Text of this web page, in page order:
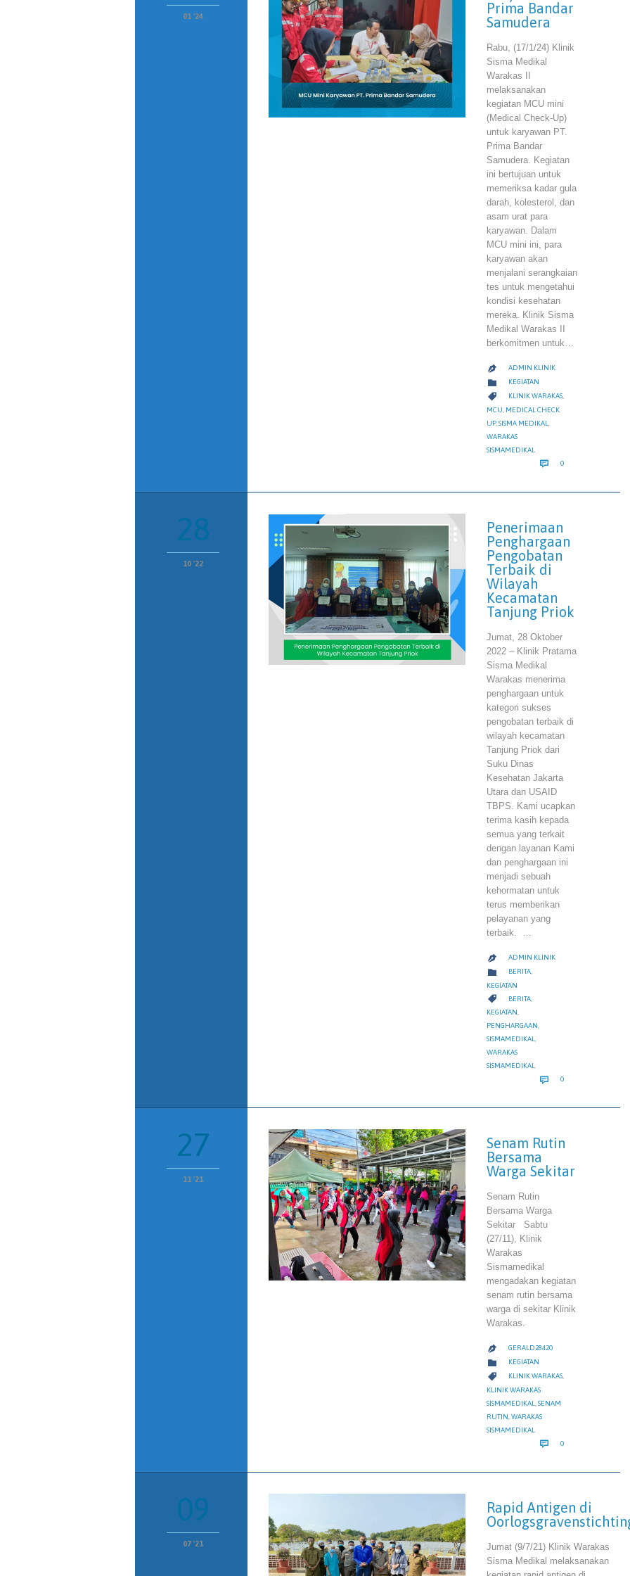
01 '24
Prima Bandar
Samudera
Rabu, (17/1/24) Klinik
Sisma Medikal
Warakas II
melaksanakan
kegiatan MCU mini
(Medical Check-Up)
untuk karyawan PT.
Prima Bandar
Samudera. Kegiatan
ini bertujuan untuk
memeriksa kadar gula
darah, kolesterol, dan
asam urat para
karyawan. Dalam
MCU mini ini, para
karyawan akan
menjalani serangkaian
tes untuk mengetahui
kondisi kesehatan
mereka. Klinik Sisma
Medikal Warakas II
berkomitmen untuk…
 ADMIN KLINIK
 CATEGORY
KEGIATAN
 CATEGORY
KLINIK WARAKAS,
MCU MEDICAL CHECK
UP, SISMA MEDIKAL
WARAKAS
SISMAMEDIKAL
 0
28
10 '22
Penerimaan
Penghargaan
Pengobatan
Terbaik di
Wilayah
Kecamatan
Tanjung Priok
Jumat, 28 Oktober
2022 – Klinik Pratama
Sisma Medikal
Warakas menerima
penghargaan untuk
kategori sukses
pengobatan terbaik di
wilayah kecamatan
Tanjung Priok dari
Suku Dinas
Kesehatan Jakarta
Utara dan USAID
TBPS. Kami ucapkan
terima kasih kepada
semua yang terkait
dengan layanan Kami
dan penghargaan ini
menjadi sebuah
kehormatan untuk
terus memberikan
pelayanan yang
terbaik. …
 ADMIN KLINIK
 CATEGORY
BERITA,
KEGIATAN
 CATEGORY
BERITA
KEGIATAN
PENGHARGAAN
SISMAMEDIKAL
WARAKAS
SISMAMEDIKAL
 0
27
11 '21
Senam Rutin
Bersama
Warga Sekitar
Senam Rutin
Bersama Warga
Sekitar Sabtu
(27/11), Klinik
Warakas
Sismamedikal
mengadakan kegiatan
senam rutin bersama
warga di sekitar Klinik
Warakas.
 GERALD28420
 CATEGORY
KEGIATAN
 CATEGORY
KLINIK WARAKAS,
KLINIK WARAKAS
SISMAMEDIKAL
SENAM
RUTIN WARAKAS
SISMAMEDIKAL
 0
09
07 '21
Rapid Antigen di
Jumat (9/7/21) Klinik Warakas
Sisma Medikal melaksanakan